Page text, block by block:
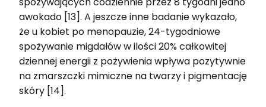
awokado [13]. A jeszcze inne badanie wykazało,
że u kobiet po menopauzie, 24-tygodniowe
spożywanie migdałów w ilości 20% całkowitej
dziennej energii z pożywienia wpływa pozytywnie
na zmarszczki mimiczne na twarzy i pigmentację
skóry [14].